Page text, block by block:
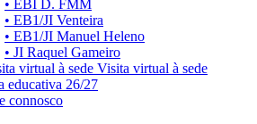
• EBI D. FMM
• EB1/JI Venteira
• EB1/JI Manuel Heleno
• JI Raquel Gameiro
Visita virtual à sede
educativa 26/27
connosco